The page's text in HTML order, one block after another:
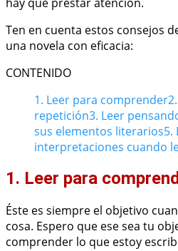
Ten en cuenta estos consejos
una novela con eficacia:
CONTENIDO
1. Leer para comprender
repetición3. Leer
sus elementos literarios5.
interpretaciones cuando
1. Leer para
Éste es siempre el objetivo
cosa. Espero que ese sea tu
comprender lo que estoy